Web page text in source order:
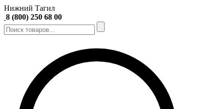
Нижний Тагил
8 (800) 250 68 00